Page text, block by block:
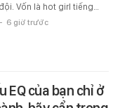
Vốn là hot girl tiếng…
- 6 giờ trước
EQ của bạn chỉ ở